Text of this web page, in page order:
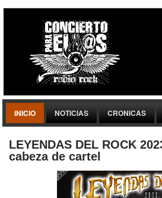
INICIO NOTICIAS CRONICAS
LEYENDAS DEL ROCK
cabeza de cartel